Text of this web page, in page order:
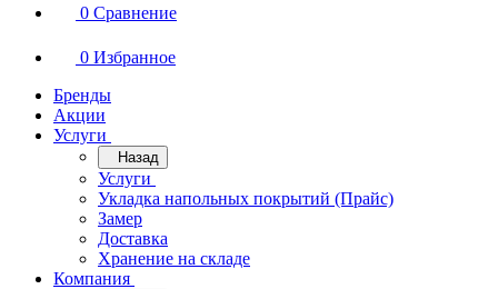
0 Сравнение
0 Избранное
Бренды
Акции
Услуги
Назад
Услуги
Укладка напольных покрытий (Прайс)
Замер
Доставка
Хранение на складе
Компания